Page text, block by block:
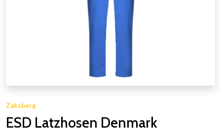
Zaksberg
ESD Latzhosen Denmark